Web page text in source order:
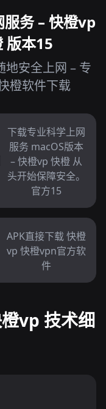
务 – 快橙vp
版本15
地安全上网 – 专
橙软件下载
下载专业科学上网
服务 macOS版本
– 快橙vp 快橙 从
头开始保障安全。
官方15
APK直接下载 快橙
vp 快橙vpn官方软
件
vp 技术细